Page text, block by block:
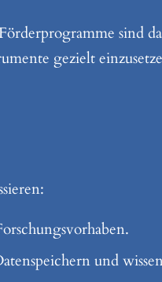
sind
gezielt
und